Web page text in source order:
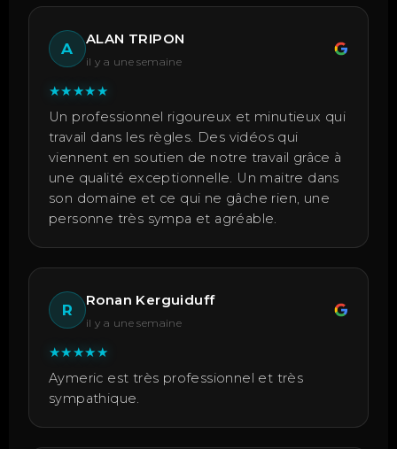
A
ALAN TRIPON
il y a une semaine
★★★★★
Un professionnel rigoureux et minutieux qui
travail dans les règles. Des vidéos qui
viennent en soutien de notre travail grâce à
une qualité exceptionnelle. Un maitre dans
son domaine et ce qui ne gâche rien, une
personne très sympa et agréable.
R
Ronan Kerguiduff
il y a une semaine
★★★★★
Aymeric est très professionnel et très
sympathique.